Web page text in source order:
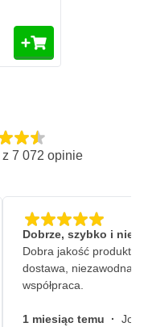
z 7 072 opinie
Dobrze, szybko i
Dobra jakość
dostawa, niezawodna
współpraca.
1 miesiąc temu ·